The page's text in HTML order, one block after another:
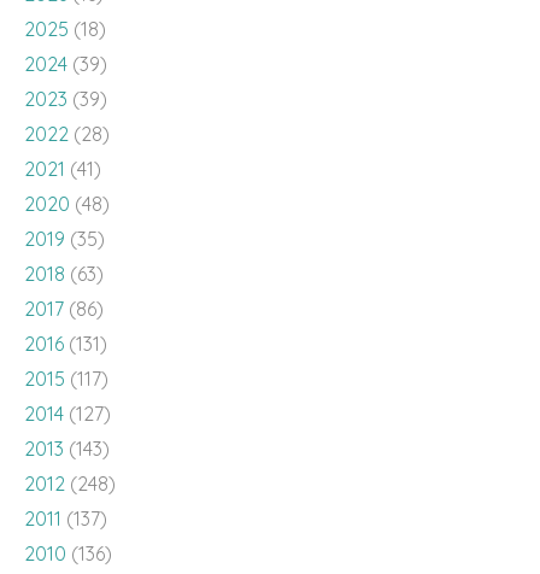
2025 (18)
2024 (39)
2023 (39)
2022 (28)
2021 (41)
2020 (48)
2019 (35)
2018 (63)
2017 (86)
2016 (131)
2015 (117)
2014 (127)
2013 (143)
2012 (248)
2011 (137)
2010 (136)